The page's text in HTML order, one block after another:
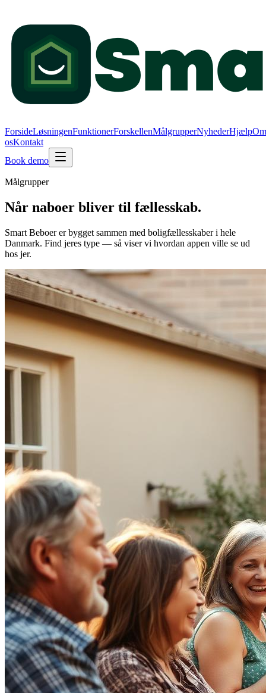
ForsideLøsningenFunktionerForskellenMålgrupperNyhederHjælpOm
osKontakt
Book demo
Målgrupper
Når naboer bliver til fællesskab.
Smart Beboer er bygget sammen med boligfællesskaber i hele
Danmark. Find jeres type — så viser vi hvordan appen ville se ud
hos jer.